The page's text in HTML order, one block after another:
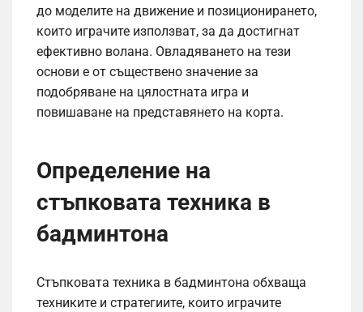
до моделите на движение и позиционирането,
които играчите използват, за да достигнат
ефективно волана. Овладяването на тези
основи е от съществено значение за
подобряване на цялостната игра и
повишаване на представянето на корта.
Определение на
стъпковата техника в
бадминтона
Стъпковата техника в бадминтона обхваща
техниките и стратегиите, които играчите